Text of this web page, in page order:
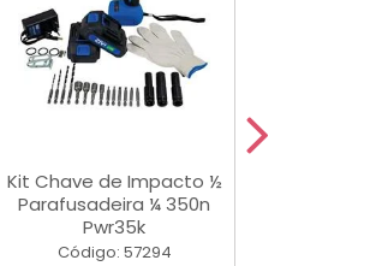
Kit Chave de Impacto ½
Parafusadeira ¼ 350n
Pwr35k
Código: 57294